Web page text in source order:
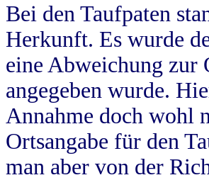
Bei den Taufpaten
Herkunft. Es wurde
eine Abweichung zur
angegeben wurde.
Annahme doch wohl
Ortsangabe für den
man aber von der